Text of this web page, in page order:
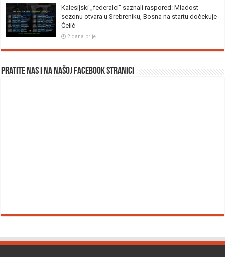
Kalesijski „federalci“ saznali raspored: Mladost
sezonu otvara u Srebreniku, Bosna na startu dočekuje
Čelić
2 dana prije
Pratite nas i na našoj facebook stranici